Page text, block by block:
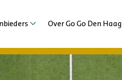
Over Go Go Den Haag
Contact